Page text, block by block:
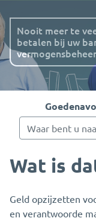
Vorige
Wat is
Geld opzijzetten
en verantwoorde